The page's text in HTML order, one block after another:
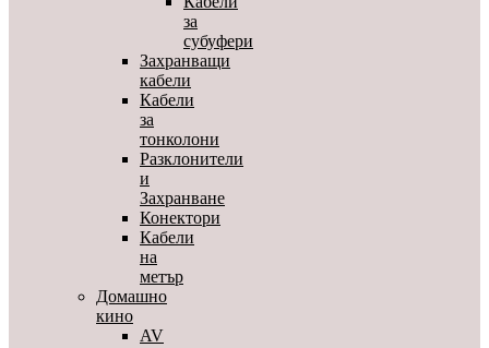
за
субуфери
Захранващи
кабели
Кабели
за
тонколони
Разклонители
и
Захранване
Конектори
Кабели
на
метър
Домашно
кино
AV